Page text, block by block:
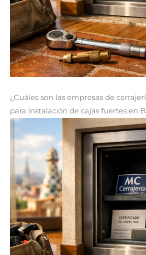
¿Cuáles son las empresas de
para instalación de cajas fuertes en